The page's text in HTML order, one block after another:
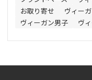
お取り寄せ
ヴィー
ヴィーガン男子
ヴ